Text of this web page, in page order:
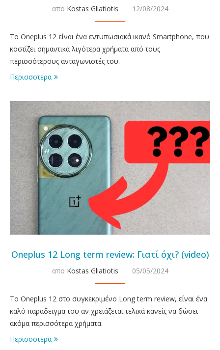
απο Kostas Gliatiotis 12/08/2024
To Oneplus 12 είναι ένα εντυπωσιακά ικανό Smartphone, που
κοστίζει σημαντικά λιγότερα χρήματα από τους
περισσότερους ανταγωνιστές του.
Περισσοτερα
Oneplus 12 Long term review: Γιατί όχι? (video)
απο Kostas Gliatiotis 05/05/2024
Το Oneplus 12 στο συγκεκριμένο Long term review, είναι ένα
καλό παράδειγμα του αν χρειάζεται τελικά κανείς να δώσει
ακόμα περισσότερα χρήματα.
Περισσοτερα